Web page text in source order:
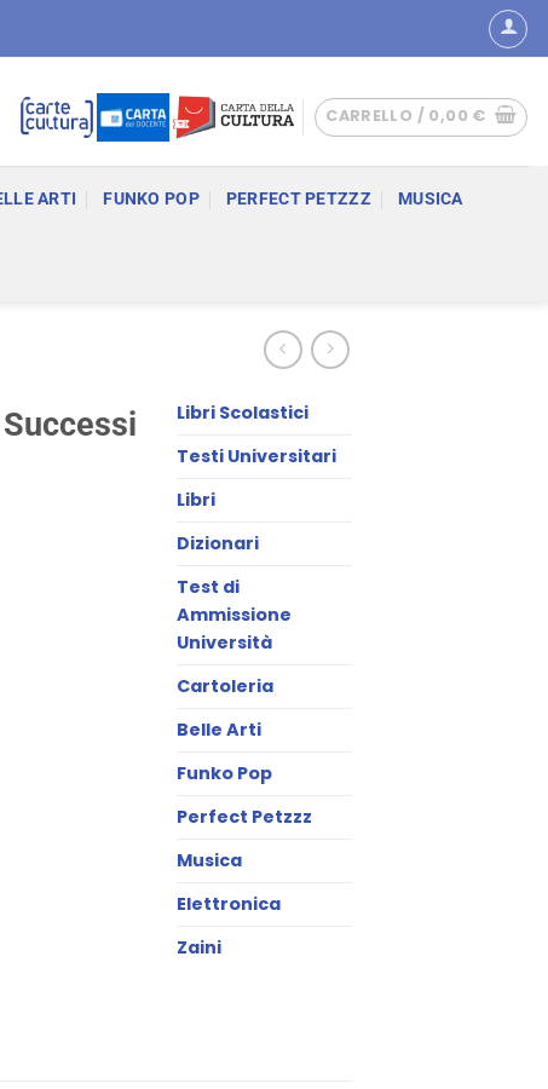
CARRELLO / 0,00 €
ARTI FUNKO POP PERFECT PETZZZ MUSICA
Libri Scolastici
Testi Universitari
Libri
Dizionari
Test di
Ammissione
Università
Cartoleria
Belle Arti
Funko Pop
Perfect Petzzz
Musica
Elettronica
Zaini